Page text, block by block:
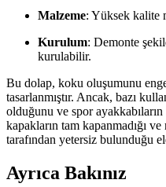
Malzeme: Yüksek kalite
Kurulum: Demonte
kurulabilir.
Bu dolap, koku oluşumunu
tasarlanmıştır. Ancak, bazı
olduğunu ve spor ayakkabıların
kapakların tam kapanmadığı
tarafından yetersiz bulunduğu
Ayrıca Bakınız